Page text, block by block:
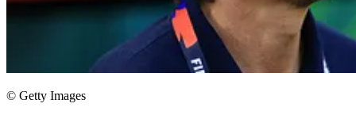
© Getty Images